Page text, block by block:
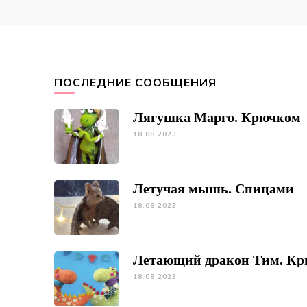
ПОСЛЕДНИЕ СООБЩЕНИЯ
Лягушка Марго. Крючком
18.08.2023
Летучая мышь. Спицами
18.08.2023
Летающий дракон Тим.
18.08.2023